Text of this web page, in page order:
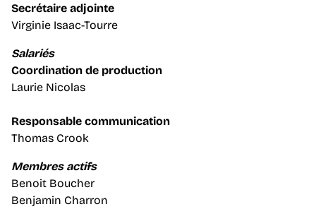
Secrétaire adjointe
Virginie Isaac-Tourre
Salariés
Coordination de production
Laurie Nicolas
Responsable communication
Thomas Crook
Membres actifs
Benoit Boucher
Benjamin Charron